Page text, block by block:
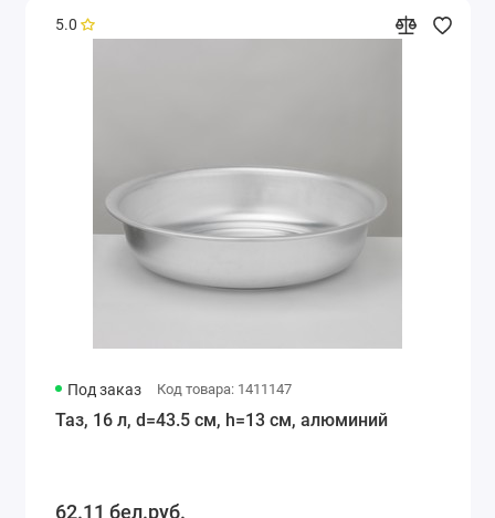
5.0
Под заказ Код товара: 1411147
Таз, 16 л, d=43.5 см, h=13 см, алюминий
62.11 бел.руб.